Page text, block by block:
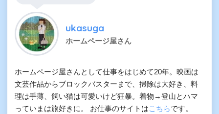
ukasuga
ホームページ屋さん
ホームページ屋さんとして仕事をはじめて20年。映画は
文芸作品からブロックバスターまで、掃除は大好き、料
理は手薄、飼い猫は可愛いけど狂暴。着物→登山とハマ
っていまは旅好きに。 お仕事のサイトはこちらです。